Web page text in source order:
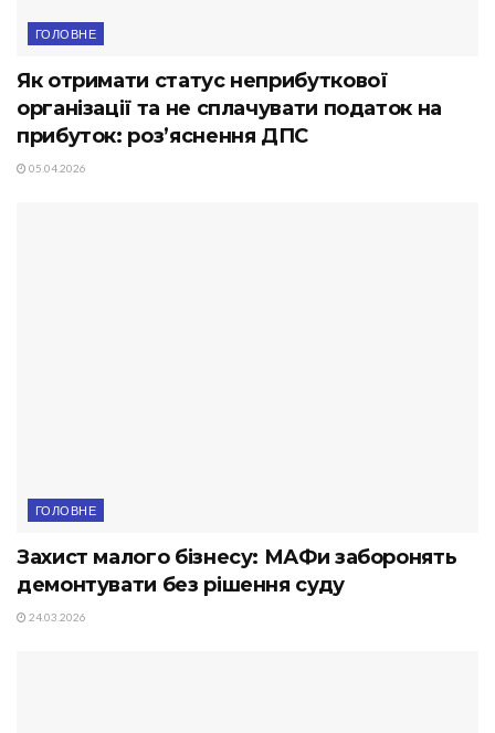
ГОЛОВНЕ
Як отримати статус неприбуткової
організації та не сплачувати податок на
прибуток: роз’яснення ДПС
05.04.2026
ГОЛОВНЕ
Захист малого бізнесу: МАФи заборонять
демонтувати без рішення суду
24.03.2026